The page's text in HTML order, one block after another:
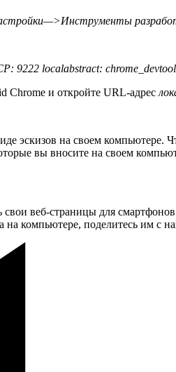
9222 localabstract:
Chrome и откройте URL-адрес
эскизов на своем
вы вносите на своем
веб-страницы для
компьютере, поделитесь им с